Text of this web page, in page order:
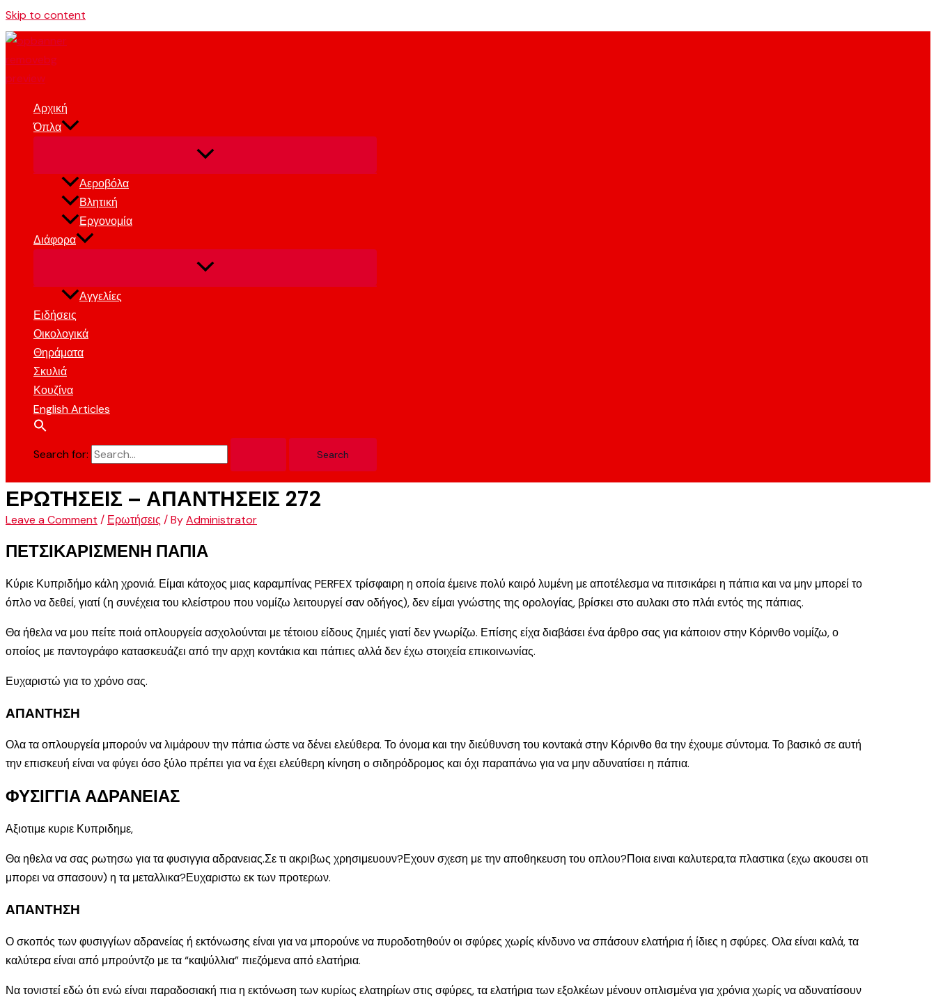
Skip to content
Αρχική
Όπλα
Αεροβόλα
Βλητική
Εργονομία
Διάφορα
Αγγελίες
Ειδήσεις
Οικολογικά
Θηράματα
Σκυλιά
Κουζίνα
English Articles
Search for:
ΕΡΩΤΗΣΕΙΣ – ΑΠΑΝΤΗΣΕΙΣ 272
Leave a Comment / Ερωτήσεις / ByAdministrator
ΠΕΤΣΙΚΑΡΙΣΜΕΝΗ ΠΑΠΙΑ
Κύριε Κυπριδήμο κάλη χρονιά. Είμαι κάτοχος μιας καραμπίνας PERFEX τρίσφαιρη η οποία έμεινε πολύ καιρό λυμένη με αποτέλεσμα να πιτσικάρει η πάπια και να μην μπορεί το
όπλο να δεθεί, γιατί (η συνέχεια του κλείστρου που νομίζω λειτουργεί σαν οδήγος), δεν είμαι γνώστης της ορολογίας, βρίσκει στο αυλακι στο πλάι εντός της πάπιας.
Θα ήθελα να μου πείτε ποιά οπλουργεία ασχολούνται με τέτοιου είδους ζημιές γιατί δεν γνωρίζω. Επίσης είχα διαβάσει ένα άρθρο σας για κάποιον στην Κόρινθο νομίζω, ο
οποίος με παντογράφο κατασκευάζει από την αρχη κοντάκια και πάπιες αλλά δεν έχω στοιχεία επικοινωνίας.
Ευχαριστώ για το χρόνο σας.
ΑΠΑΝΤΗΣΗ
Ολα τα οπλουργεία μπορούν να λιμάρουν την πάπια ώστε να δένει ελεύθερα. Το όνομα και την διεύθυνση του κοντακά στην Κόρινθο θα την έχουμε σύντομα. Το βασικό σε αυτή
την επισκευή είναι να φύγει όσο ξύλο πρέπει για να έχει ελεύθερη κίνηση ο σιδηρόδρομος και όχι παραπάνω για να μην αδυνατίσει η πάπια.
ΦΥΣΙΓΓΙΑ ΑΔΡΑΝΕΙΑΣ
Αξιοτιμε κυριε Κυπριδημε,
Θα ηθελα να σας ρωτησω για τα φυσιγγια αδρανειας.Σε τι ακριβως χρησιμευουν?Εχουν σχεση με την αποθηκευση του οπλου?Ποια ειναι καλυτερα,τα πλαστικα (εχω ακουσει οτι
μπορει να σπασουν) η τα μεταλλικα?Ευχαριστω εκ των προτερων.
ΑΠΑΝΤΗΣΗ
Ο σκοπός των φυσιγγίων αδρανείας ή εκτόνωσης είναι για να μπορούνε να πυροδοτηθούν οι σφύρες χωρίς κίνδυνο να σπάσουν ελατήρια ή ίδιες η σφύρες. Ολα είναι καλά, τα
καλύτερα είναι από μπρούντζο με τα “καψύλλια” πιεζόμενα από ελατήρια.
Να τονιστεί εδώ ότι ενώ είναι παραδοσιακή πια η εκτόνωση των κυρίως ελατηρίων στις σφύρες, τα ελατήρια των εξολκέων μένουν οπλισμένα για χρόνια χωρίς να αδυνατίσουν